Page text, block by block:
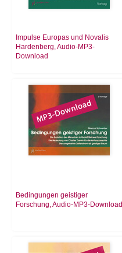
Impulse Europas und Novalis
Hardenberg, Audio-MP3-
Download
Bedingungen geistiger
Forschung, Audio-MP3-Download